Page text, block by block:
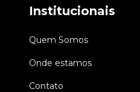
Institucionais
Quem Somos
Onde estamos
Contato